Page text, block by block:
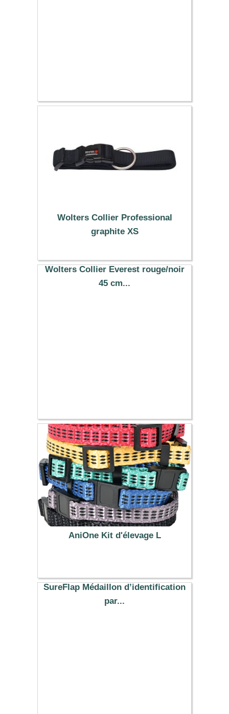
Wolters Collier Professional
graphite XS
6.89 €
Wolters Collier Everest rouge/noir
45 cm...
AniOne Kit d'élevage L
8.99 €
SureFlap Médaillon d’identification
par...